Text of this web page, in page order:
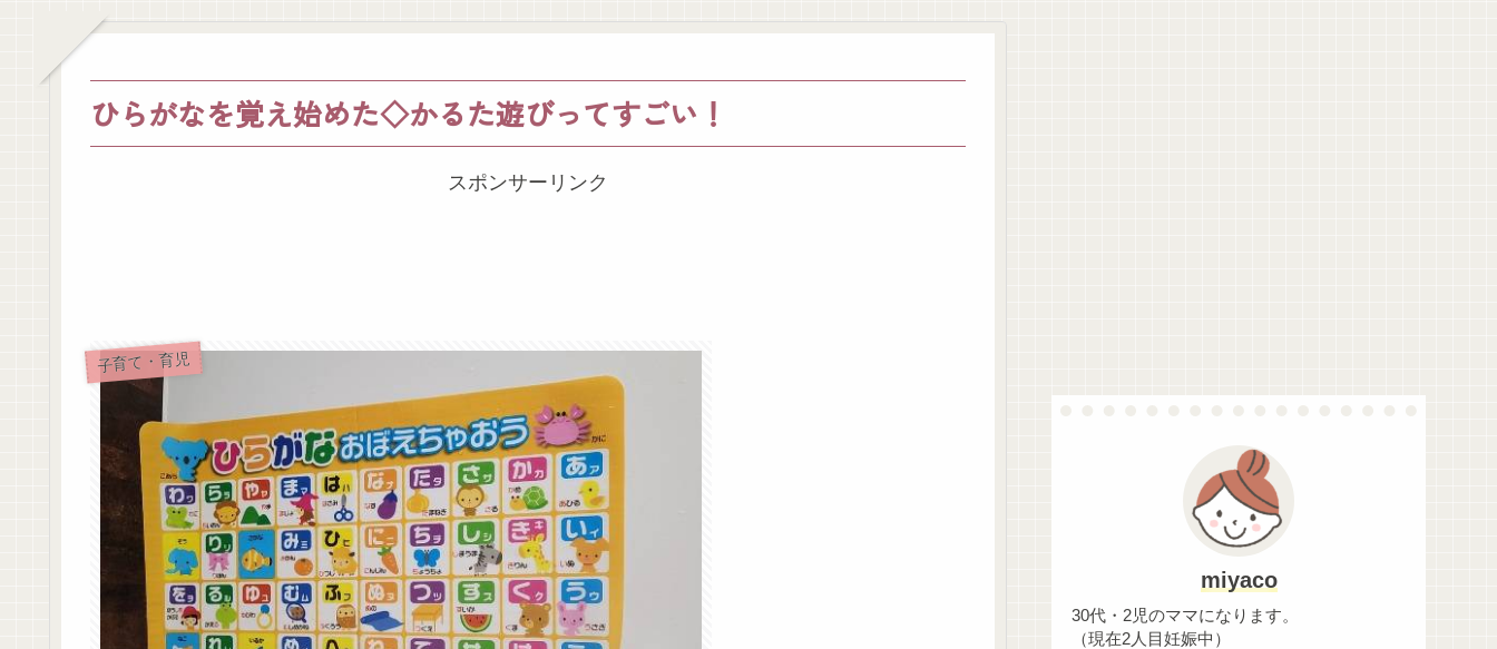
ひらがなを覚え始めた◇かるた遊びってすごい！
スポンサーリンク
子育て・育児
miyaco
30代・2児のママになります。
（現在2人目妊娠中）